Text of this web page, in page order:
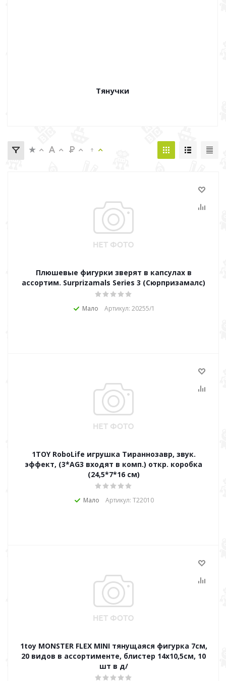
Тянучки
Плюшевые фигурки зверят в капсулах в
ассортим. Surprizamals Series 3 (Сюрпризамалс)
Мало Артикул: 20255/1
1TOY RoboLife игрушка Тираннозавр, звук.
эффект, (3*AG3 входят в комп.) откр. коробка
(24,5*7*16 см)
Мало Артикул: Т22010
1toy MONSTER FLEX MINI тянущаяся фигурка 7см,
20 видов в ассортименте, блистер 14х10,5см, 10
шт в д/